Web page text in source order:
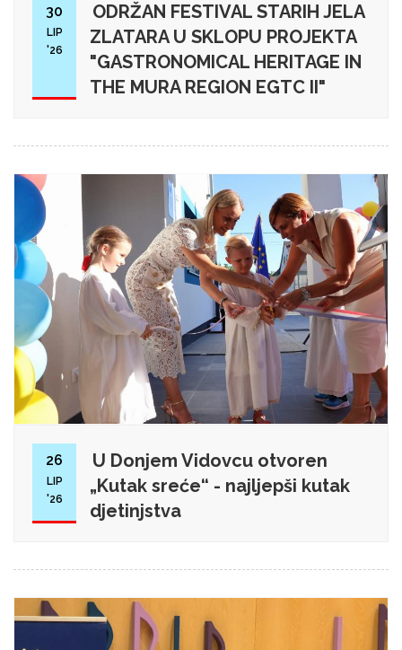
30
LIP
'26
ODRŽAN FESTIVAL STARIH JELA
ZLATARA U SKLOPU PROJEKTA
"GASTRONOMICAL HERITAGE IN
THE MURA REGION EGTC II"
26
LIP
'26
U Donjem Vidovcu otvoren
„Kutak sreće“ - najljepši kutak
djetinjstva